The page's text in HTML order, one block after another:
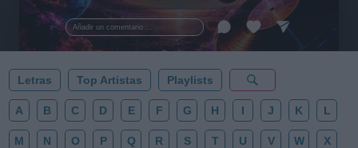
Añadir un comentario ...
al firmamento y siente la gravedad cero. 💾 ¡Guarda
esta colección para tu próxima noche estrellada!
✨⭐
Letras Top Artistas Playlists
A B C D E F G H I J K L
M N O P Q R S T U V W X